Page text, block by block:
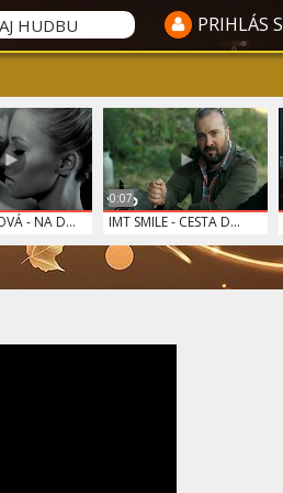
PRIHLÁS
- NA D...
0:07
IMT SMILE - CESTA D...